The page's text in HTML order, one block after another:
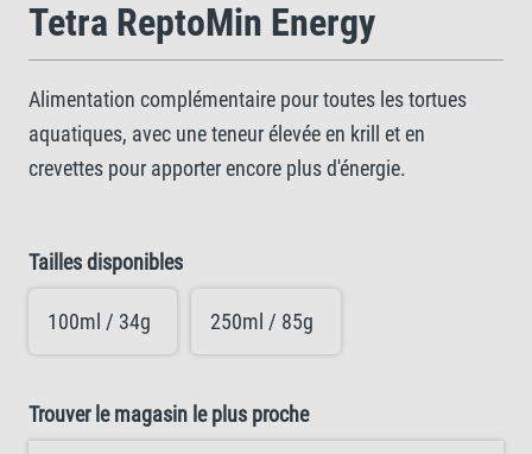
Tetra ReptoMin Energy
Alimentation complémentaire pour toutes les tortues
aquatiques, avec une teneur élevée en krill et en
crevettes pour apporter encore plus d'énergie.
Tailles disponibles
100ml / 34g 250ml / 85g
Trouver le magasin le plus proche